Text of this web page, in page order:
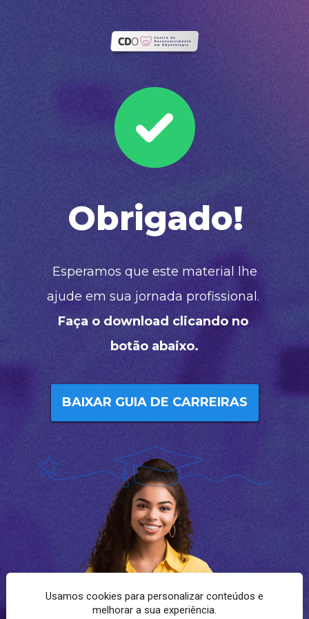
Faça o download clicando no
botão abaixo.
Obrigado!
BAIXAR GUIA DE CARREIRAS
Usamos cookies para personalizar conteúdos e
melhorar a sua experiência.